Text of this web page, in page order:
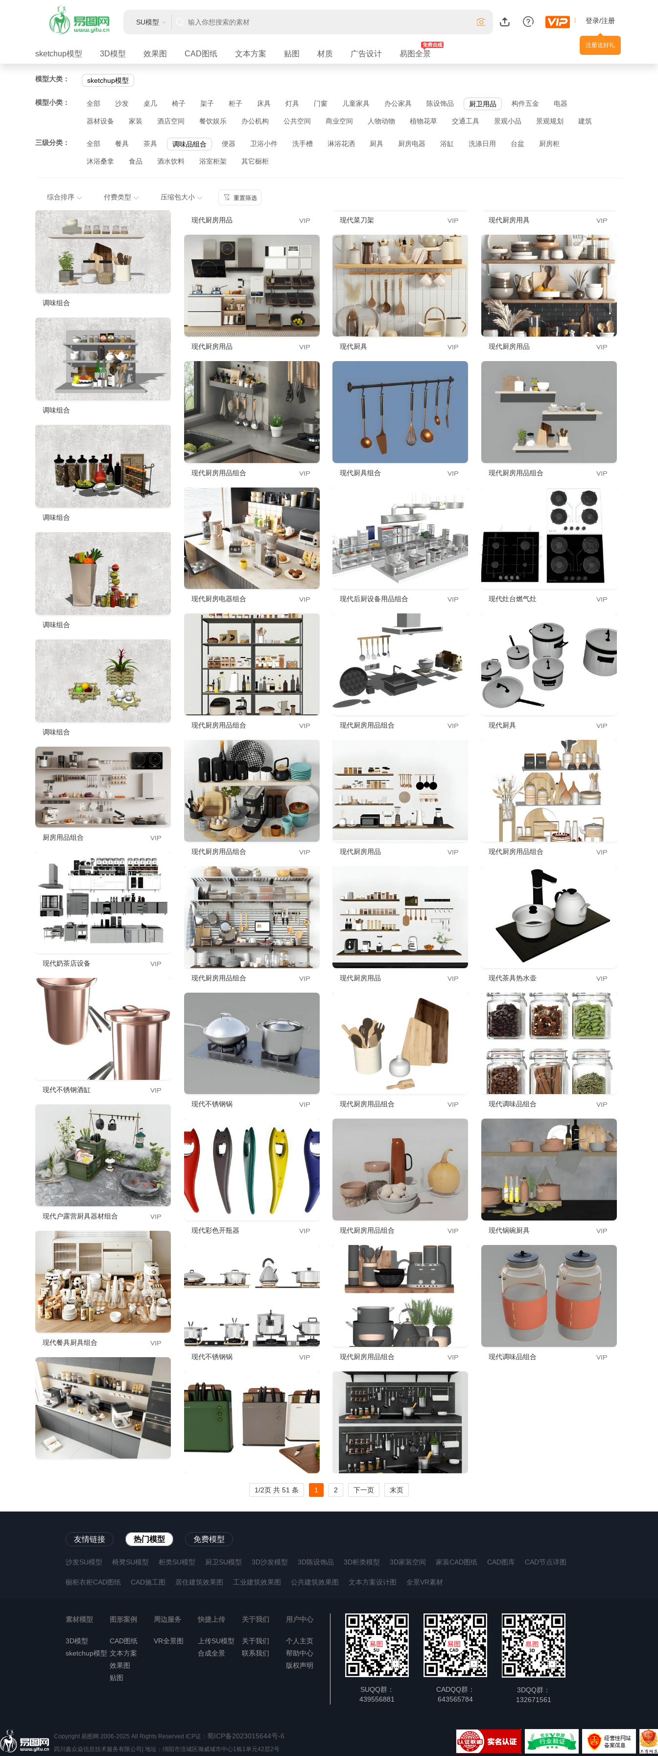
SU模型 登录/注册
注册送好礼
sketchup模型 3D模型 效果图 CAD图纸 文本方案 贴图 材质 广告设计 易图全景
模型大类： sketchup模型
模型小类： 全部 沙发 桌几 椅子 架子 柜子 床具 灯具 门窗 儿童家具 办公家具 陈设饰品 厨卫用品 构件五金 电器
器材设备 家装 酒店空间 餐饮娱乐 办公机构 公共空间 商业空间 人物动物 植物花草 交通工具 景观小品 景观规划 建筑
三级分类： 全部 餐具 茶具 调味品组合 便器 卫浴小件 洗手槽 淋浴花洒 厨具 厨房电器 浴缸 洗涤日用 台盆 厨房柜
沐浴桑拿 食品 酒水饮料 浴室柜架 其它橱柜
综合排序 付费类型 压缩包大小 重置筛选
调味组合
调味组合
调味组合
调味组合
调味组合
厨房用品组合
现代奶茶店设备
现代不锈钢酒缸
现代户露营厨具器材组合
现代餐具厨具组合
现代厨房用品
现代厨房用品
现代厨房用品组合
现代厨房电器组合
现代厨房用品组合
现代厨房用品组合
现代厨房用品组合
现代不锈钢锅
现代彩色开瓶器
现代不锈钢锅
现代菜刀架
现代厨具
现代厨具组合
现代后厨设备用品组合
现代厨房用品组合
现代厨房用品
现代厨房用品
现代厨房用品组合
现代厨房用品组合
现代厨房用品组合
现代厨房用具
现代厨房用品
现代厨房用品组合
现代灶台燃气灶
现代厨具
现代厨房用品组合
现代茶具热水壶
现代调味品组合
现代锅碗厨具
现代调味品组合
1/2页 共 51 条 1 2 下一页 末页
友情链接 热门模型 免费模型
沙发SU模型 椅凳SU模型 柜类SU模型 厨卫SU模型 3D沙发模型 3D陈设饰品 3D柜类模型 3D家装空间 家装CAD图纸 CAD图库 CAD节点详图
橱柜衣柜CAD图纸 CAD施工图 居住建筑效果图 工业建筑效果图 公共建筑效果图 文本方案设计图 全景VR素材
素材模型
3D模型
sketchup模型
图形案例
CAD图纸
文本方案
效果图
贴图
周边服务
VR全景图
快捷上传
上传SU模型
合成全景
关于我们
关于我们
联系我们
用户中心
个人主页
帮助中心
版权声明
SUQQ群：
439556881
CADQQ群：
643565784
3DQQ群：
132671561
Copyright 易图网 2006-2025 All Rights Reserved ICP证： 蜀ICP备2023015644号-6
四川鑫众焱信息技术服务有限公司| 地址：绵阳市涪城区瀚威城市中心1栋1单元42层2号